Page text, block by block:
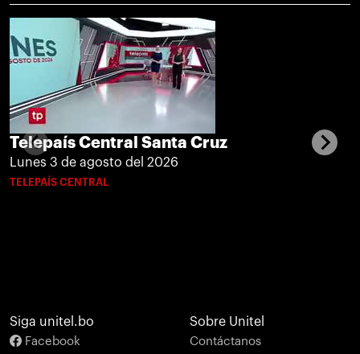
Telepaís Central Santa Cruz
Lunes 3 de agosto del 2026
TELEPAÍS CENTRAL
Siga unitel.bo
Facebook
Sobre Unitel
Contáctanos